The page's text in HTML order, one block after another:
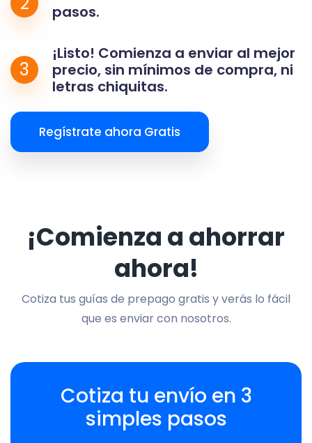
pasos.
3
¡Listo! Comienza a enviar al mejor
precio, sin mínimos de compra, ni
letras chiquitas.
Regístrate ahora Gratis
¡Comienza a ahorrar
ahora!
Cotiza tus guías de prepago gratis y verás lo fácil
que es enviar con nosotros.
Cotiza tu envío en 3
simples pasos